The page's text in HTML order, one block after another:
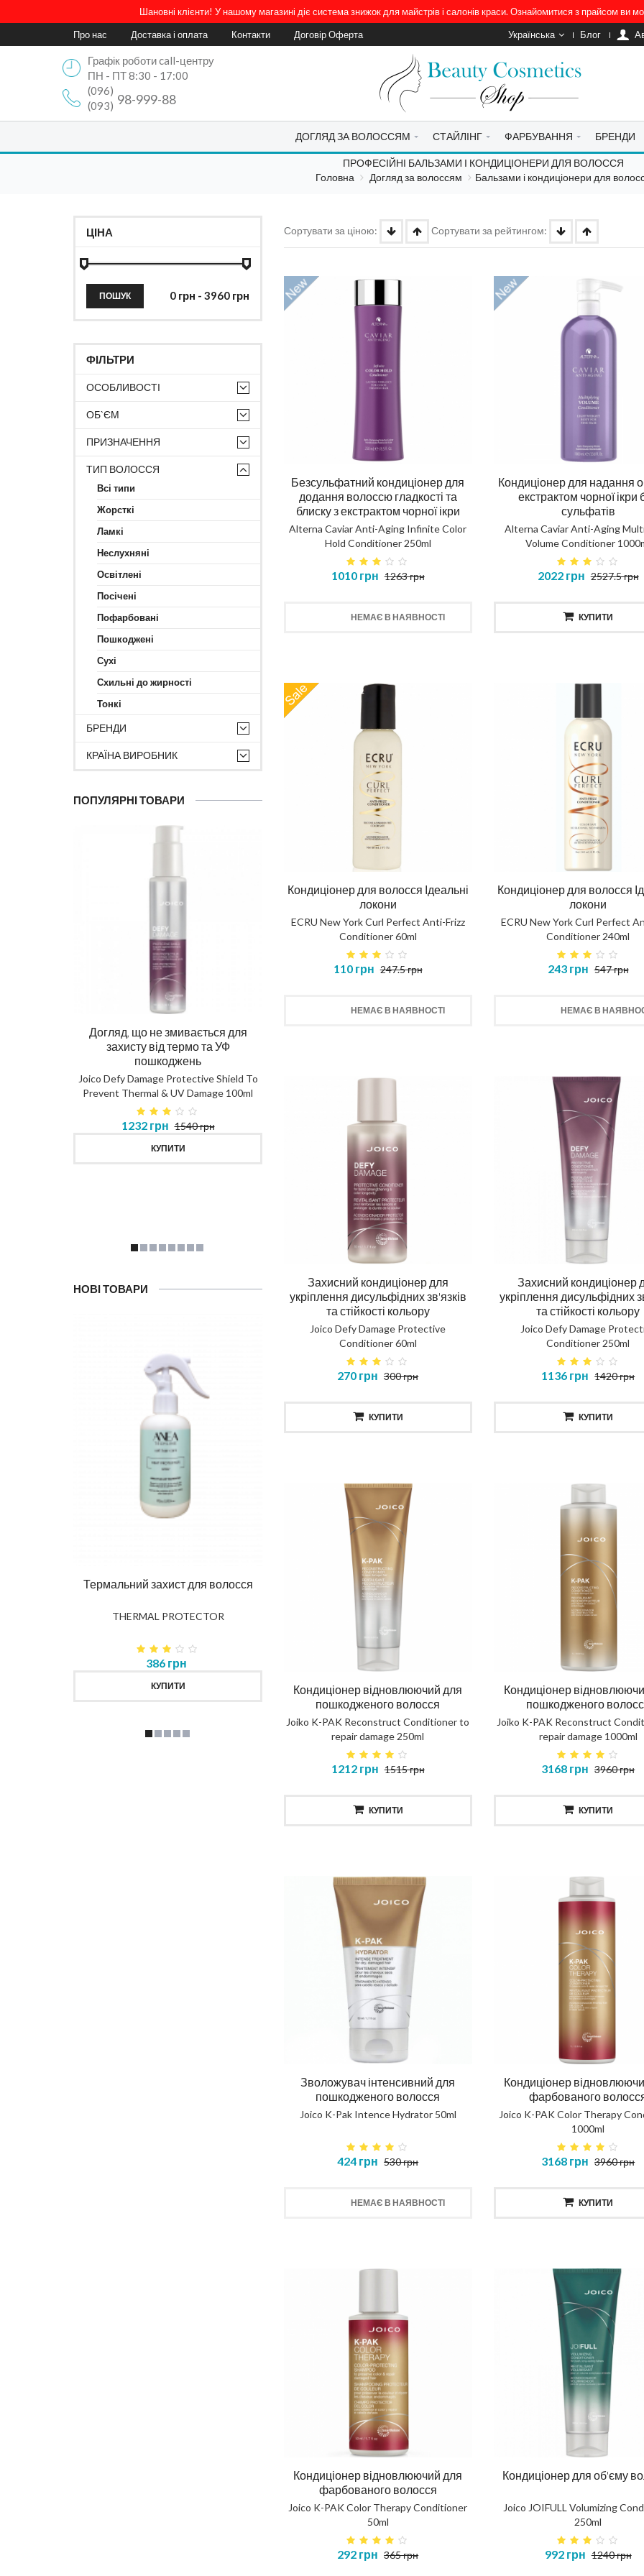
Шановні клієнти! У нашому магазині діє система знижок для майстрів і салонів краси. Ознайомитися з прайсом
Про нас
Доставка і оплата Контакти Договір Оферта Українська Блог
Графік роботи call-центру
ПН - ПТ 8:30 - 17:00
(096)
98-999-88
(093)
ДОГЛЯД ЗА ВОЛОССЯМ СТАЙЛІНГ ФАРБУВАННЯ БРЕНДИ
ПРОФЕСІЙНІ БАЛЬЗАМИ І КОНДИЦІОНЕРИ ДЛЯ ВОЛОССЯ
Головна
Догляд за волоссям Бальзами і кондиціонери для
ЦІНА
ПОШУК
ФІЛЬТРИ
ОСОБЛИВОСТІ
ОБ`ЄМ
ПРИЗНАЧЕННЯ
ТИП ВОЛОССЯ
Всі типи
Жорсткі
Ламкі
Неслухняні
Освітлені
Посічені
Пофарбовані
Пошкоджені
Сухі
Схильні до жирності
Тонкі
БРЕНДИ
КРАЇНА ВИРОБНИК
ПОПУЛЯРНІ ТОВАРИ
Догляд, що не змивається для
захисту від термо та УФ
пошкоджень
Joico Defy Damage Protective Shield To
Prevent Thermal & UV Damage 100ml
1232 грн 1540 грн
КУПИТИ
КУПИТИ
520 грн
КУПИТИ
НОВІ ТОВАРИ
Термальний захист для волосся
THERMAL PROTECTOR
386 грн
КУПИТИ
Маска повне відновлення
DIAGNOSTIC TOTAL REPAIR MASK
414 грн
Шампунь повне
DIAGNOSTIC TOTAL
SHAMPOO
435 грн
Сортувати за ціною: Сортувати за рейтингом:
Безсульфатний кондиціонер для
додання волоссю гладкості та
блиску з екстрактом чорної ікри
Alterna Caviar Anti-Aging Infinite Color
Hold Conditioner 250ml
1010 грн 1263 грн
НЕМАЄ В НАЯВНОСТІ
Кондиціонер для надання
екстрактом чорної ікри
сульфатів
Alterna Caviar Anti-Aging
Volume Conditioner
2022 грн 2527.5 грн
КУПИТИ
Кондиціонер для волосся Ідеальні
локони
ECRU New York Curl Perfect Anti-Frizz
Conditioner 60ml
110 грн 247.5 грн
НЕМАЄ В НАЯВНОСТІ
Кондиціонер для волосся
локони
ECRU New York Curl Perfect
Conditioner 240ml
243 грн 547 грн
НЕМАЄ В
Захисний кондиціонер для
укріплення дисульфідних зв'язків
та стійкості кольору
Joico Defy Damage Protective
Conditioner 60ml
270 грн 300 грн
КУПИТИ
Захисний кондиціонер
укріплення дисульфідних
та стійкості кольору
Joico Defy Damage
Conditioner 250ml
1136 грн 1420 грн
КУПИТИ
Кондиціонер відновлюючий для
пошкодженого волосся
Joiko K-PAK Reconstruct Conditioner to
repair damage 250ml
1212 грн 1515 грн
КУПИТИ
Кондиціонер
пошкодженого
Joiko K-PAK Reconstruct
repair damage 1000ml
3168 грн 3960 грн
КУПИТИ
Зволожувач інтенсивний для
пошкодженого волосся
Joico K-Pak Intence Hydrator 50ml
424 грн 530 грн
НЕМАЄ В НАЯВНОСТІ
Кондиціонер
фарбованого
Joico K-PAK Color Therapy
1000ml
3168 грн 3960 грн
КУПИТИ
Кондиціонер відновлюючий для
фарбованого волосся
Joico K-PAK Color Therapy Conditioner
50ml
292 грн 365 грн
Кондиціонер для об'єму
Joico JOIFULL Volumizing
250ml
992 грн 1240 грн